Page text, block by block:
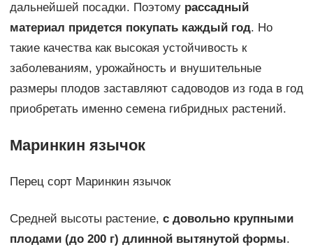
дальнейшей посадки. Поэтому рассадный
материал придется покупать каждый год. Но
такие качества как высокая устойчивость к
заболеваниям, урожайность и внушительные
размеры плодов заставляют садоводов из года в год
приобретать именно семена гибридных растений.
Маринкин язычок
Перец сорт Маринкин язычок
Средней высоты растение, с довольно крупными
плодами (до 200 г) длинной вытянутой формы.